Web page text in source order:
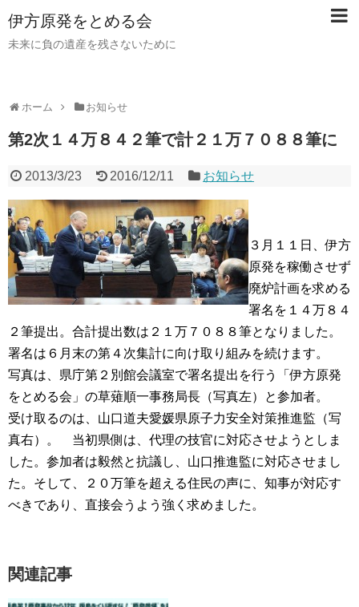
伊方原発をとめる会
未来に負の遺産を残さないために
ホーム お知らせ
第2次１４万８４２筆で計２１万７０８８筆に
2013/3/23 2016/12/11 お知らせ
３月１１日、伊方
原発を稼働させず
廃炉計画を求める
署名を１４万８４
２筆提出。合計提出数は２１万７０８８筆となりました。
署名は６月末の第４次集計に向け取り組みを続けます。
写真は、県庁第２別館会議室で署名提出を行う「伊方原発
をとめる会」の草薙順一事務局長（写真左）と参加者。
受け取るのは、山口道夫愛媛県原子力安全対策推進監（写
真右）。 当初県側は、代理の技官に対応させようとしま
した。参加者は毅然と抗議し、山口推進監に対応させまし
た。そして、２０万筆を超える住民の声に、知事が対応す
べきであり、直接会うよう強く求めました。
関連記事